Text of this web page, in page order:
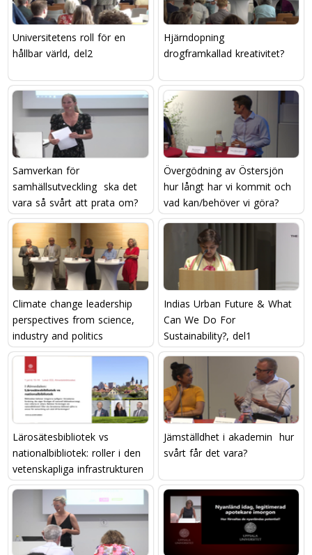
Universitetens roll för en
hållbar värld, del2
Hjärndopning 
drogframkallad kreativitet?
Samverkan för
samhällsutveckling  ska det
vara så svårt att prata om?
Övergödning av Östersjön 
hur långt har vi kommit och
vad kan/behöver vi göra?
Climate change leadership 
perspectives from science,
industry and politics
Indias Urban Future & What
Can We Do For
Sustainability?, del1
Lärosätesbibliotek vs
nationalbibliotek: roller i den
vetenskapliga infrastrukturen
Jämställdhet i akademin  hur
svårt får det vara?